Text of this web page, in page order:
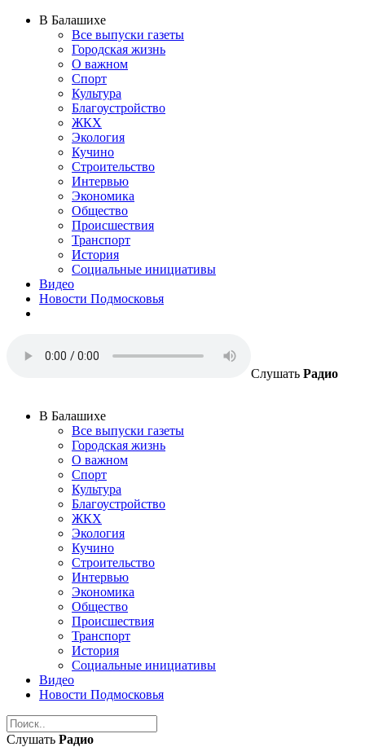
В Балашихе
Все выпуски газеты
Городская жизнь
О важном
Спорт
Культура
Благоустройство
ЖКХ
Экология
Кучино
Строительство
Интервью
Экономика
Общество
Происшествия
Транспорт
История
Социальные инициативы
Видео
Новости Подмосковья
Слушать Радио
В Балашихе
Все выпуски газеты
Городская жизнь
О важном
Спорт
Культура
Благоустройство
ЖКХ
Экология
Кучино
Строительство
Интервью
Экономика
Общество
Происшествия
Транспорт
История
Социальные инициативы
Видео
Новости Подмосковья
Слушать Радио